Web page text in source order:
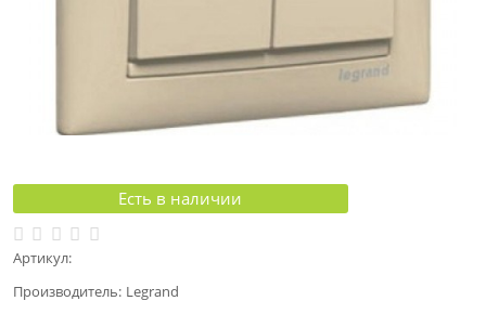
Есть в наличии
Артикул:
Производитель: Legrand